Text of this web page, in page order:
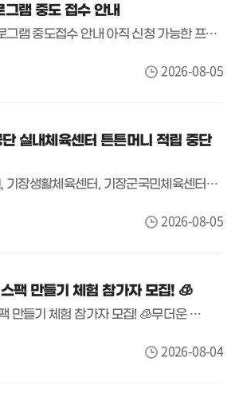
램 중도 접수 안내
📢 8월 교육문화 프로그램 중도접수 안내 아직 신청 가능한 프로그램이 남아있습니다! 😊 관심 있는 프로그램이 있다면 서둘러 신청하세요! 📌 접수 안내 ✔ 현재는 온라인 접수가 불가능하며, 방문 접수만 가능합니다. ✔ 선착순 접수로 잔여 정원 마감 시 신청이 종료됩니다. ✔ 8월 14일(금)까지만 중도접수가 가능하며, 8월 15일 이후에는 중도접수를 받지 않습니다. 📍 방문 접수 장소 : 기장종합사회복지관 1층 사무실 운영시간 • 평일 오전 9시 ~ 오후 6시 • 토요일 오전 9시 ~ 오후 1시 🎁 감면 대상자 안내 감면 대상자는 관련 증빙서류를 반드시 지참해 주세요. 👨‍👩‍👧‍👦 다자녀 감면 대상자는 '가족사랑카드'를 반드시 지참하여 방문해 주시기 바랍니다. ※ 가족사랑카드 미지참 시 감면 적용이 불가합니다. ☎ 문의 : 051-792-4730 남은 자리가 많지 않은 강좌도 있으니, 신청을 희망하시는 분들은 서둘러 방문해 주세요! 😊
2026-08-05
실내체육센터 튼튼머니 적립 중단
정관아쿠아드림파크, 기장생활체육센터, 기장군국민체육센터에서 안내드립니다. 튼튼머니 포인트 적립률이 사업 예산 대비 90% 이상에 도달함에 따라 포인트 적립이 중단되었습니다. 적립된 포인트는 튼튼머니로 전환한 후 사용 가능하오니, 보유하고 있는 포인트를 빠른 시일 내에 전환해 주시기 바랍니다. 예산 소진 시 전환하지 않은 포인트는 소멸되오니 이용에 유의해 주시기 바랍니다. 관련 문의는 국민체육진흥공단 02-410-1414로 문의해 주세요. 감사합니다.
2026-08-05
팩 만들기 체험 참가자 모집! 🧊
🧊 여름ON! 아이스팩 만들기 체험 참가자 모집! 🧊 무더운 여름, 직접 만드는 나만의 아이스팩! 💙예쁘게 꾸미고, 완성한 아이스팩은 집으로 가져가세요!​📅 운영일시2026. 8. 8.(토) 13:30 ~ 14:45​👧 대상청소년 50명 (초등학교 2학년~)​⏰ 운영방법회차별 10명씩, 총 5회 운영(회당 15분)​🧊 체험내용나만의 디자인으로 아이스팩 만들기운영시간1회 13:30~13:452회 13:45~14:003회 14:00~14:154회 14:15~14:305회 14:30~14:45​📢 신청방법✔️ 당일 현장접수(선착순) 1시 !! ​※ 회차별 정원 마감 시 참여가 어려울 수 있습니다.​무더위를 날려줄 시원한 여름 아이템!직접 만들고 바로 가져갈 수 있는 여름ON! 아이스팩 체험에 많은 참여 바랍니다. 😊​📍정관청소년센터☎️ 051-792-4940
2026-08-04